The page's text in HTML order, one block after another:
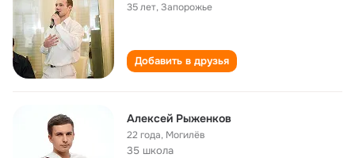
35 лет,Запорожье
Добавить в друзья
Алексей Рыженков
22 года, Могилёв
35 школа